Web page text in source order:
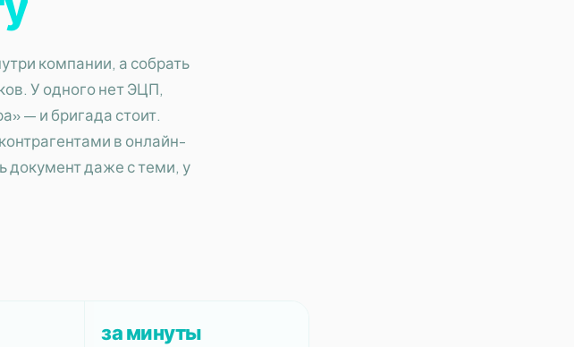
компании, а собрать
У одного нет ЭЦП,
— и бригада стоит.
в онлайн-
документ даже с теми, у
за минуты